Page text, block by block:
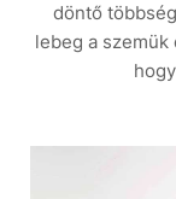
döntő
lebeg a szemük